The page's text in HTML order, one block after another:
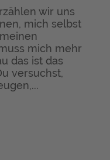
wir uns
mich selbst
mich mehr
das ist das
versuchst,